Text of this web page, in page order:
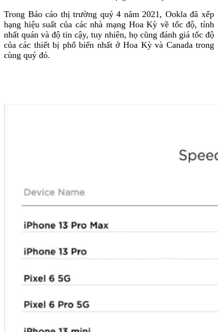
Trong Báo cáo thị trường quý 4 năm 2021, Ookla đã xếp
hạng hiệu suất của các nhà mạng Hoa Kỳ về tốc độ, tính
nhất quán và độ tin cậy, tuy nhiên, họ cũng đánh giá tốc độ
của các thiết bị phổ biến nhất ở Hoa Kỳ và Canada trong
cùng quý đó.